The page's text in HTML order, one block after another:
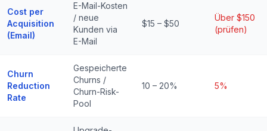
Cost per
Acquisition
(Email)
E-Mail-Kosten
/ neue
Kunden via
E-Mail
$15 – $50
Über $150
(prüfen)
Churn
Reduction
Rate
Gespeicherte
Churns /
Churn-Risk-
Pool
10 – 20% 5%